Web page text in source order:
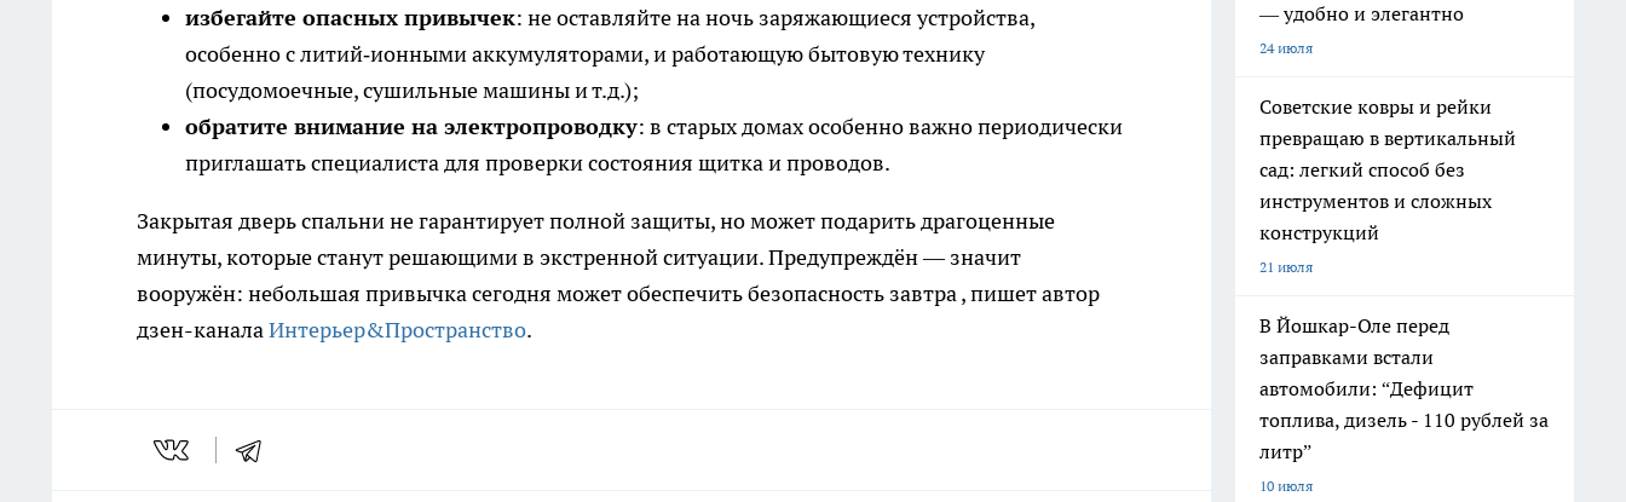
избегайте опасных привычек: не оставляйте на ночь заряжающиеся устройства,
особенно с литий‑ионными аккумуляторами, и работающую бытовую технику
(посудомоечные, сушильные машины и т. д.);
обратите внимание на электропроводку: в старых домах особенно важно периодически
приглашать специалиста для проверки состояния щитка и проводов.
Закрытая дверь спальни не гарантирует полной защиты, но может подарить драгоценные
минуты, которые станут решающими в экстренной ситуации. Предупреждён — значит
вооружён: небольшая привычка сегодня может обеспечить безопасность завтра, пишет автор
дзен-каналаИнтерьер&Пространство.
— удобно и элегантно
24 июля
Советские ковры и рейки
превращаю в вертикальный
сад: легкий способ без
инструментов и сложных
конструкций
21 июля
В Йошкар-Оле перед
заправками встали
автомобили: “Дефицит
топлива, дизель - 110 рублей за
литр”
10 июля